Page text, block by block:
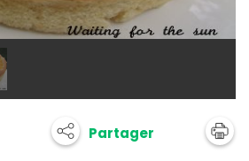
Partager